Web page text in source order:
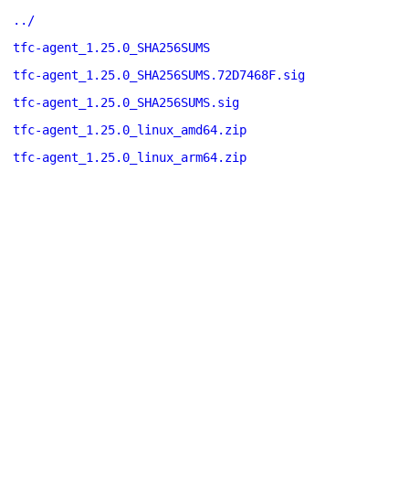
../
tfc-agent_1.25.0_SHA256SUMS
tfc-agent_1.25.0_SHA256SUMS.72D7468F.sig
tfc-agent_1.25.0_SHA256SUMS.sig
tfc-agent_1.25.0_linux_amd64.zip
tfc-agent_1.25.0_linux_arm64.zip